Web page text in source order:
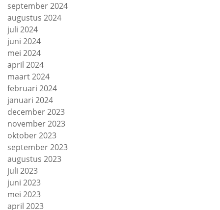
september 2024
augustus 2024
juli 2024
juni 2024
mei 2024
april 2024
maart 2024
februari 2024
januari 2024
december 2023
november 2023
oktober 2023
september 2023
augustus 2023
juli 2023
juni 2023
mei 2023
april 2023